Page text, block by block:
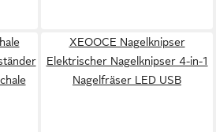
XEOOCE Nagelknipser
Elektrischer Nagelknipser 4-in-1
Nagelfräser LED USB